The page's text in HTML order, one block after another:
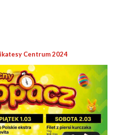
Centrum 2024